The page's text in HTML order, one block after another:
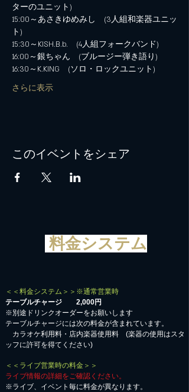
ターのユニット)
15:00～あさきゆめみし　(3人組和楽器ユニッ
ト)
15:30～KISH.B.b.　(4人組フォークバンド)
16:00～銀ちゃん　(ブルージー弾き語り)
16:30～K.KING　(ソロ・ロックユニット)
さらに表示
このイベントをシェア
料金システム
＜＜料金システム＞＞※通常営業時
テーブルチャージ 2,000円
※別途ドリンクオーダーをお願いします
テーブルチャージには次の料金が含まれています。
カラオケ利用料・店内楽器使用料 (楽器の使用はスタ
ッフに許可を得てください)
＜＜ライブ営業時の料金＞＞
ライブ情報の詳細をご確認ください。
※ライブ、イベント毎に料金が異なります。